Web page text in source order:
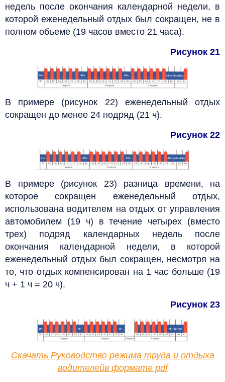
недель после окончания календарной недели, в
которой еженедельный отдых был сокращен, не в
полном объеме (19 часов вместо 21 часа).
Рисунок 21
В примере (рисунок 22) еженедельный отдых
сокращен до менее 24 подряд (21 ч).
Рисунок 22
В примере (рисунок 23) разница времени, на
которое сокращен еженедельный отдых,
использована водителем на отдых от управления
автомобилем (19 ч) в течение четырех (вместо
трех) подряд календарных недель после
окончания календарной недели, в которой
еженедельный отдых был сокращен, несмотря на
то, что отдых компенсирован на 1 час больше (19
ч + 1 ч = 20 ч).
Рисунок 23
Скачать Руководство режима труда и отдыха
водителейв формате pdf